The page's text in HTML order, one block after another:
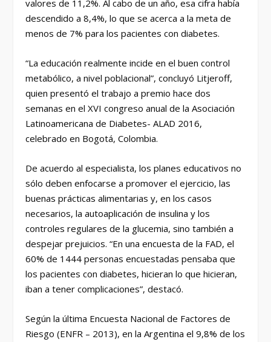
valores de 11,2%. Al cabo de un año, esa cifra había
descendido a 8,4%, lo que se acerca a la meta de
menos de 7% para los pacientes con diabetes.
“La educación realmente incide en el buen control
metabólico, a nivel poblacional”, concluyó Litjeroff,
quien presentó el trabajo a premio hace dos
semanas en el XVI congreso anual de la Asociación
Latinoamericana de Diabetes- ALAD 2016,
celebrado en Bogotá, Colombia.
De acuerdo al especialista, los planes educativos no
sólo deben enfocarse a promover el ejercicio, las
buenas prácticas alimentarias y, en los casos
necesarios, la autoaplicación de insulina y los
controles regulares de la glucemia, sino también a
despejar prejuicios. “En una encuesta de la FAD, el
60% de 1444 personas encuestadas pensaba que
los pacientes con diabetes, hicieran lo que hicieran,
iban a tener complicaciones”, destacó.
Según la última Encuesta Nacional de Factores de
Riesgo (ENFR – 2013), en la Argentina el 9,8% de los